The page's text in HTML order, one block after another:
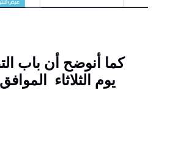
كما أنوضح أن باب
يوم الثلاثاء